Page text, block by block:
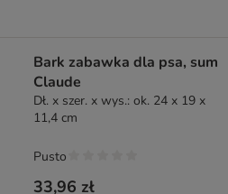
Bark zabawka dla psa, sum
Claude
Dł. x szer. x wys.: ok. 24 x 19 x
11,4 cm
33,96 zł
Pusto